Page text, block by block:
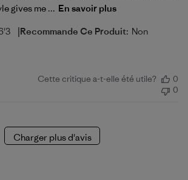
gives me ... En savoir plus
|Recommande Ce Produit: Non
Cette critique a-t-elle été utile?
0
0
Charger plus d'avis